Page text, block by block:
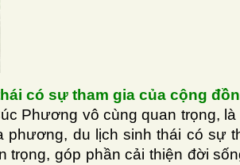
có sự tham gia của cộng
Phương vô cùng quan trọng,
phương, du lịch sinh thái có sự
trọng, góp phần cải thiện đời